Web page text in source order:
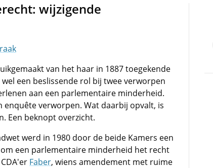
wijzigende
van het haar in 1887 toegekende
een beslissende rol bij twee verworpen
aan een parlementaire minderheid.
verworpen. Wat daarbij opvalt, is
Een beknopt overzicht.
werd in 1980 door de beide Kamers een
een parlementaire minderheid het recht
Faber, wiens amendement met ruime